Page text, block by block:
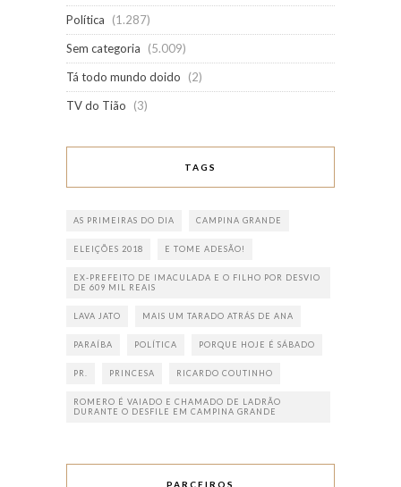
Política
(1.287)
Sem categoria
(5.009)
Tá todo mundo doido
(2)
TV do Tião
(3)
TAGS
AS PRIMEIRAS DO DIA CAMPINA GRANDE
ELEIÇÕES 2018 E TOME ADESÃO!
EX-PREFEITO DE IMACULADA E O FILHO POR DESVIO
DE 609 MIL REAIS
LAVA JATO MAIS UM TARADO ATRÁS DE ANA
PARAÍBA POLÍTICA PORQUE HOJE É SÁBADO
PR. PRINCESA RICARDO COUTINHO
ROMERO É VAIADO E CHAMADO DE LADRÃO
DURANTE O DESFILE EM CAMPINA GRANDE
PARCEIROS